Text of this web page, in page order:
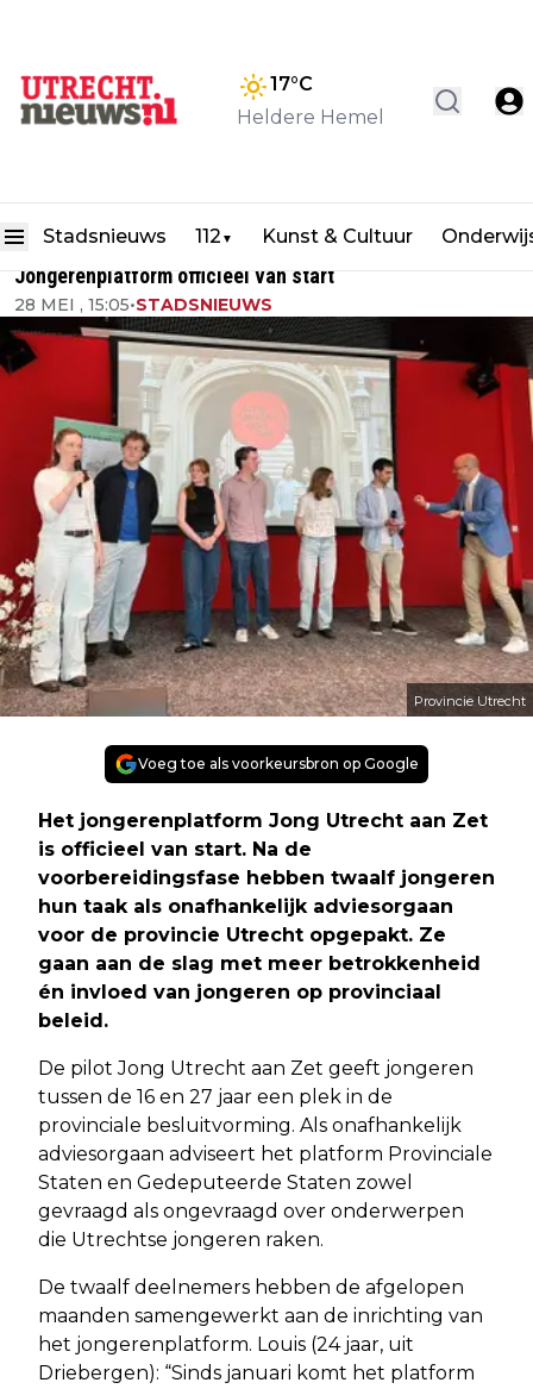
17°C
Heldere Hemel
Stadsnieuws 112 ▼ Kunst & Cultuur
Jongerenplatform officieel van start
28 MEI , 15:05•STADSNIEUWS
Provincie Utrecht
Voeg toe als voorkeursbron op Google
Het jongerenplatform Jong Utrecht aan Zet
is officieel van start. Na de
voorbereidingsfase hebben twaalf jongeren
hun taak als onafhankelijk adviesorgaan
voor de provincie Utrecht opgepakt. Ze
gaan aan de slag met meer betrokkenheid
én invloed van jongeren op provinciaal
beleid.
De pilot Jong Utrecht aan Zet geeft jongeren
tussen de 16 en 27 jaar een plek in de
provinciale besluitvorming. Als onafhankelijk
adviesorgaan adviseert het platform Provinciale
Staten en Gedeputeerde Staten zowel
gevraagd als ongevraagd over onderwerpen
die Utrechtse jongeren raken.
De twaalf deelnemers hebben de afgelopen
maanden samengewerkt aan de inrichting van
het jongerenplatform. Louis (24 jaar, uit
Driebergen): “Sinds januari komt het platform